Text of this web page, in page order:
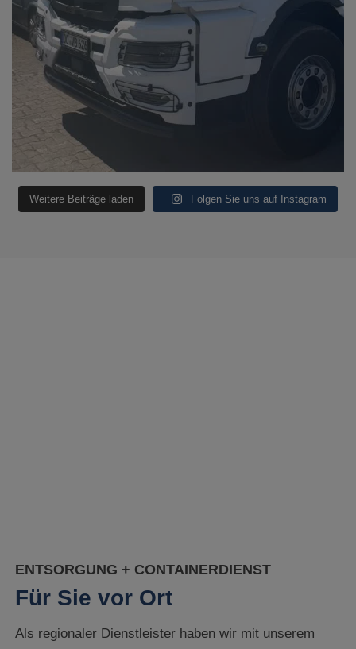
Weitere Beiträge laden Folgen Sie uns auf Instagram
ENTSORGUNG + CONTAINERDIENST
Für Sie vor Ort
Als regionaler Dienstleister haben wir mit unserem